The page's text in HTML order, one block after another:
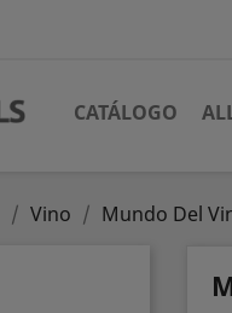
CATÁLOGO
Vino Mundo Del